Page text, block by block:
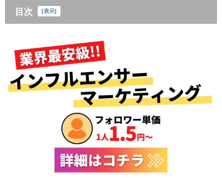
目次 [表示]